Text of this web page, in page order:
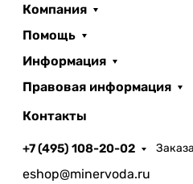
Компания
Помощь
Информация
Правовая информация
Контакты
+7 (495) 108-20-02
eshop@minervoda.ru